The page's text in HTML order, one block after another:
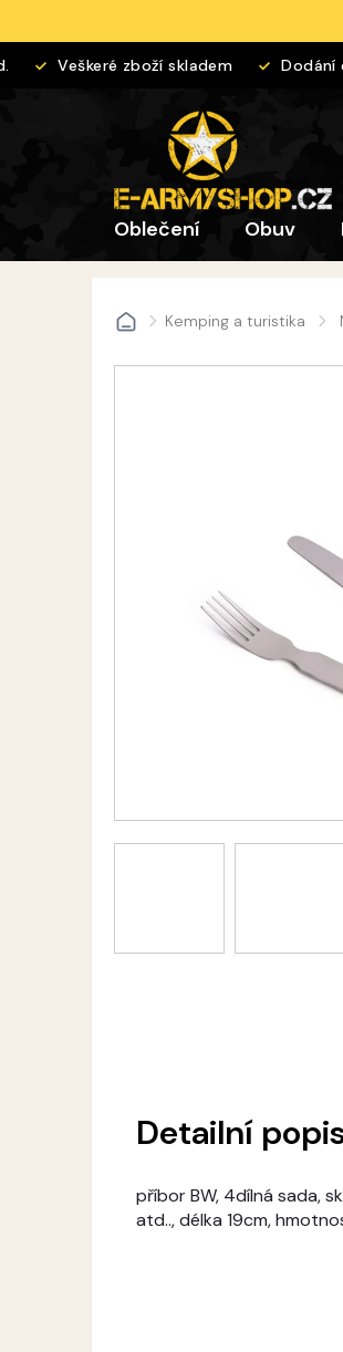
obsahVeškeré zboží skladem Dodání
Oblečení Obuv
DomůKemping a turistika
Detailní
příbor BW, 4dílná sada,
atd.., délka 19cm,